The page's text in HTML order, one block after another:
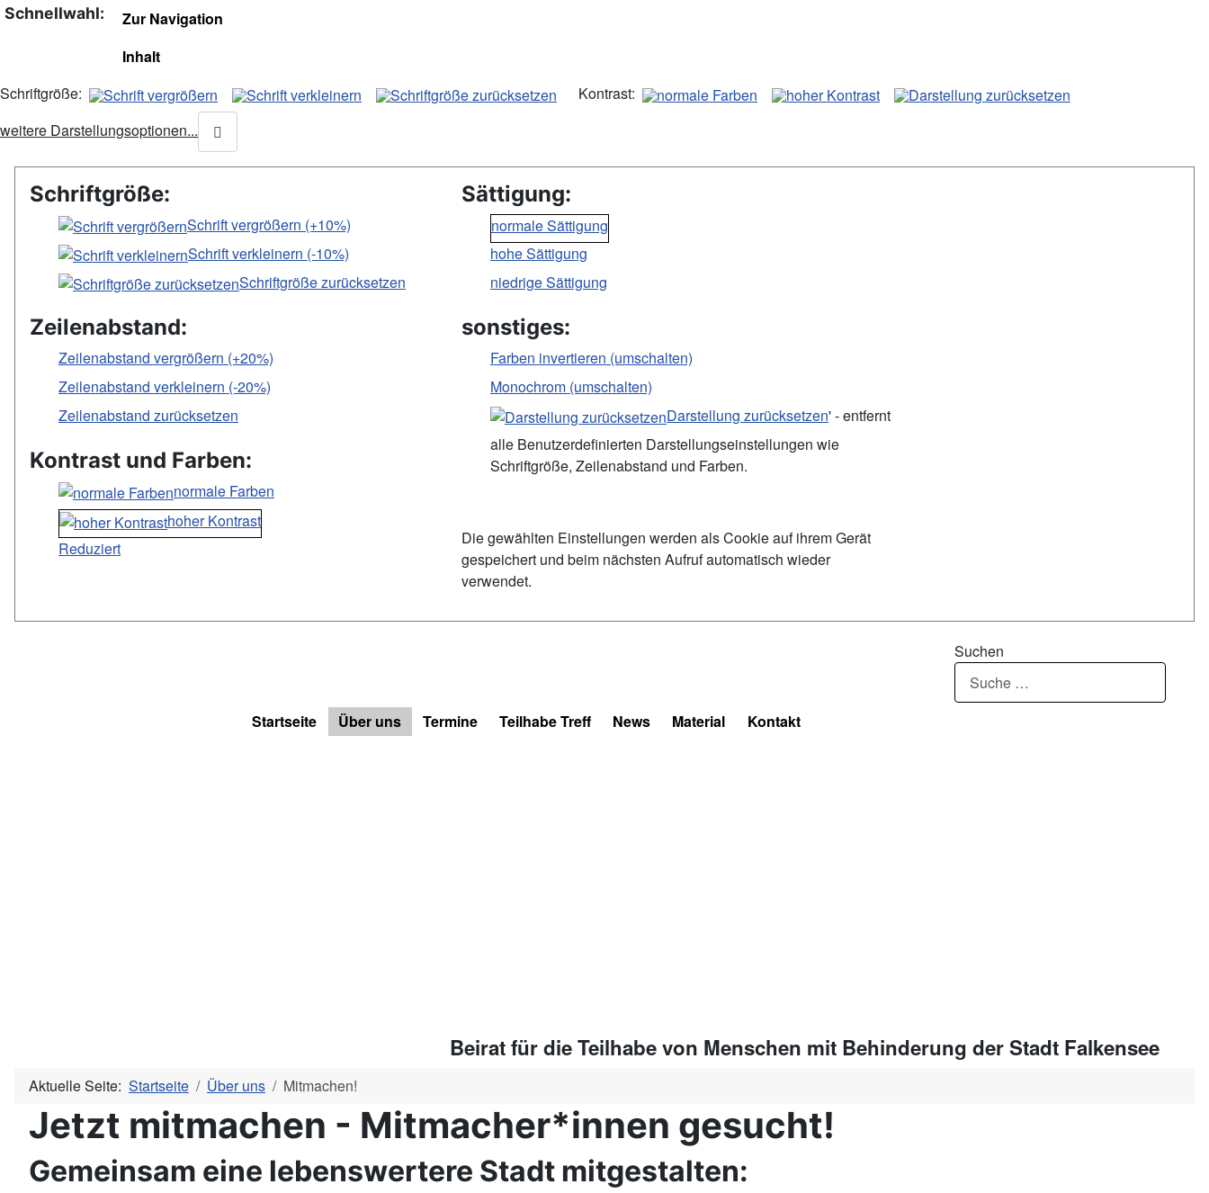
Schnellwahl
Zur Navigation
Inhalt
Schriftgröße:
Kontrast:
weitere Darstellungsoptionen...
Schriftgröße:
Schrift vergrößern (+10%)
Schrift verkleinern (-10%)
Schriftgröße zurücksetzen
Zeilenabstand:
Zeilenabstand vergrößern (+20%)
Zeilenabstand verkleinern (-20%)
Zeilenabstand zurücksetzen
Kontrast und Farben:
normale Farben
hoher Kontrast
Reduziert
Sättigung:
normale Sättigung
hohe Sättigung
niedrige Sättigung
sonstiges:
Farben invertieren (umschalten)
Monochrom (umschalten)
Darstellung zurücksetzen' - entfernt
alle Benutzerdefinierten Darstellungseinstellungen wie
Schriftgröße, Zeilenabstand und Farben.
Die gewählten Einstellungen werden als Cookie auf ihrem Gerät
gespeichert und beim nächsten Aufruf automatisch wieder
verwendet.
Startseite Über uns Termine Teilhabe Treff News Material Kontakt
Suchen
Beirat für die Teilhabe von Menschen mit Behinderung der Stadt Falkensee
Aktuelle Seite: Startseite Über uns Mitmachen!
Jetzt mitmachen - Mitmacher*innen gesucht!
Gemeinsam eine lebenswertere Stadt mitgestalten: